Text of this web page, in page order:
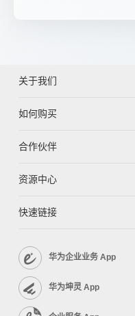
关于我们
如何购买
合作伙伴
资源中心
快速链接
华为企业业务 App
华为坤灵 App